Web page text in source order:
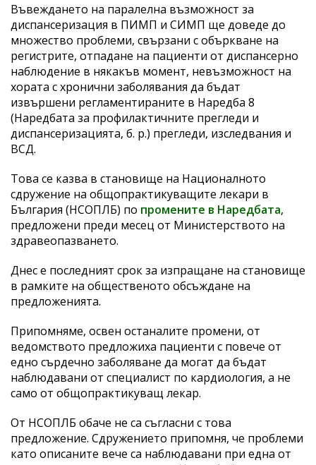
Въвеждането на паралелна възможност за
диспансеризация в ПИМП и СИМП ще доведе до
множество проблеми, свързани с объркване на
регистрите, отпадане на пациенти от диспансерно
наблюдение в някакъв момент, невъзможност на
хората с хронични заболявания да бъдат
извършени регламентираните в Наредба 8
(Наредбата за профилактичните прегледи и
диспансеризацията, б. р.) прегледи, изследвания и
ВСД.
Това се казва в становище на Националното
сдружение на общопрактикуващите лекари в
България (НСОПЛБ) по промените в Наредбата,
предложени преди месец от Министерството на
здравеопазването.
Днес е последният срок за изпращане на становище
в рамките на общественото обсъждане на
предложенията.
Припомняме, освен останалите промени, от
ведомството предложиха пациенти с повече от
едно сърдечно заболяване да могат да бъдат
наблюдавани от специалист по кардиология, а не
само от общопрактикуващ лекар.
От НСОПЛБ обаче не са съгласни с това
предложение. Сдружението припомня, че проблеми
като описаните вече са наблюдавани при една от